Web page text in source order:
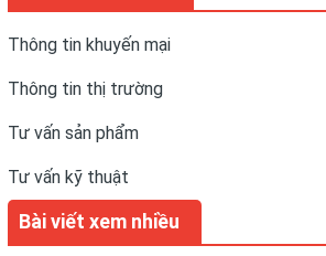
Thông tin khuyến mại
Thông tin thị trường
Tư vấn sản phẩm
Tư vấn kỹ thuật
Bài viết xem nhiều